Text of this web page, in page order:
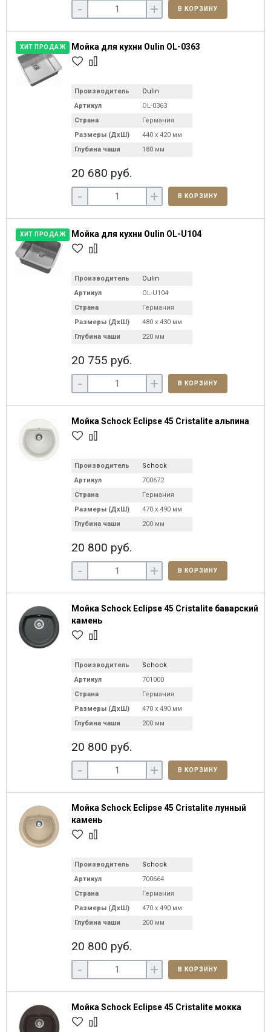
- + В КОРЗИНУ
ХИТ ПРОДАЖ Мойка для кухни Oulin OL-0363
Производитель
Oulin
Артикул
OL-0363
Страна
Германия
Размеры (ДхШ)
440 х 420 мм
Глубина чаши
180 мм
20 680 руб.
- + В КОРЗИНУ
ХИТ ПРОДАЖ Мойка для кухни Oulin OL-U104
Производитель
Oulin
Артикул
OL-U104
Страна
Германия
Размеры (ДхШ)
480 х 430 мм
Глубина чаши
220 мм
20 755 руб.
- + В КОРЗИНУ
Мойка Schock Eclipse 45 Cristalite альпина
Производитель
Schock
Артикул
700672
Страна
Германия
Размеры (ДхШ)
470 х 490 мм
Глубина чаши
200 мм
20 800 руб.
- + В КОРЗИНУ
Мойка Schock Eclipse 45 Cristalite баварский
камень
Производитель
Schock
Артикул
701000
Страна
Германия
Размеры (ДхШ)
470 х 490 мм
Глубина чаши
200 мм
20 800 руб.
- + В КОРЗИНУ
Мойка Schock Eclipse 45 Cristalite лунный
камень
Производитель
Schock
Артикул
700664
Страна
Германия
Размеры (ДхШ)
470 х 490 мм
Глубина чаши
200 мм
20 800 руб.
- + В КОРЗИНУ
Мойка Schock Eclipse 45 Cristalite мокка